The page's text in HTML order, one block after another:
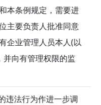
本条例规定，需要进
主要负责人批准同意
企业管理人员本人(以
向有管理权限的监
违法行为作进一步调